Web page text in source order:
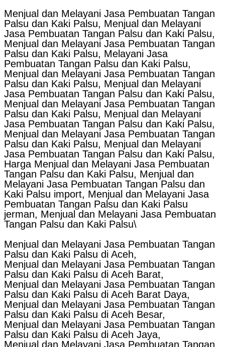
Menjual dan Melayani Jasa Pembuatan Tangan
Palsu dan Kaki Palsu, Menjual dan Melayani
Jasa Pembuatan Tangan Palsu dan Kaki Palsu,
Menjual dan Melayani Jasa Pembuatan Tangan
Palsu dan Kaki Palsu, Melayani Jasa
Pembuatan Tangan Palsu dan Kaki Palsu,
Menjual dan Melayani Jasa Pembuatan Tangan
Palsu dan Kaki Palsu, Menjual dan Melayani
Jasa Pembuatan Tangan Palsu dan Kaki Palsu,
Menjual dan Melayani Jasa Pembuatan Tangan
Palsu dan Kaki Palsu, Menjual dan Melayani
Jasa Pembuatan Tangan Palsu dan Kaki Palsu,
Menjual dan Melayani Jasa Pembuatan Tangan
Palsu dan Kaki Palsu, Menjual dan Melayani
Jasa Pembuatan Tangan Palsu dan Kaki Palsu,
Harga Menjual dan Melayani Jasa Pembuatan
Tangan Palsu dan Kaki Palsu, Menjual dan
Melayani Jasa Pembuatan Tangan Palsu dan
Kaki Palsu import, Menjual dan Melayani Jasa
Pembuatan Tangan Palsu dan Kaki Palsu
jerman, Menjual dan Melayani Jasa Pembuatan
Tangan Palsu dan Kaki Palsu\
Menjual dan Melayani Jasa Pembuatan Tangan
Palsu dan Kaki Palsu di Aceh,
Menjual dan Melayani Jasa Pembuatan Tangan
Palsu dan Kaki Palsu di Aceh Barat,
Menjual dan Melayani Jasa Pembuatan Tangan
Palsu dan Kaki Palsu di Aceh Barat Daya,
Menjual dan Melayani Jasa Pembuatan Tangan
Palsu dan Kaki Palsu di Aceh Besar,
Menjual dan Melayani Jasa Pembuatan Tangan
Palsu dan Kaki Palsu di Aceh Jaya,
Menjual dan Melayani Jasa Pembuatan Tangan